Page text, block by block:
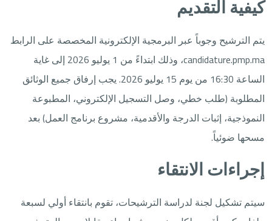
كيفية التقديم
يتم الترشيح وجوباً عبر البرمجية الإلكترونية المخصصة على الرابط
candidature.pmp.ma، وذلك ابتداءً من 1 يوليو 2026 إلى غاية
الساعة 16:30 من يوم 15 يوليو 2026. يجب إرفاق جميع الوثائق
المطلوبة (طلب خطي، وصل التسجيل الإلكتروني، المطبوعة
النموذجية، إثبات الدرجة والأقدمية، مشروع برنامج العمل) بعد
مسحها ضوئياً.
إجراءات الانتقاء
سيتم تشكيل لجنة لدراسة الترشيحات، تقوم بانتقاء أولي لسبعة